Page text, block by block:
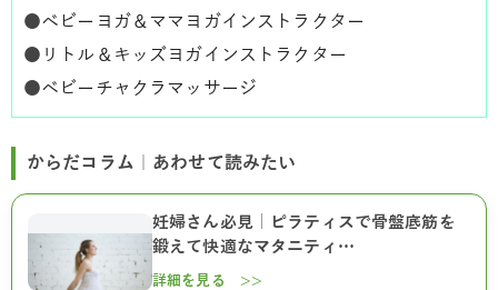
●ベビーヨガ＆ママヨガインストラクター
● リトル＆キッズヨガインストラクター
●ベビーチャクラマッサージ
からだコラム｜あわせて読みたい
妊婦さん必見｜ピラティスで骨盤底筋を
鍛えて快適なマタニティ…
詳細を見る >>